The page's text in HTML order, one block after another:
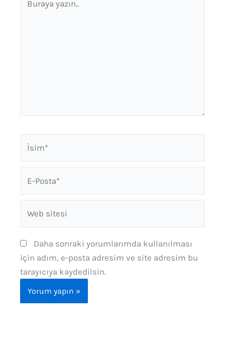
Posta*
sitesi
Daha sonraki yorumlarımda kullanılması
için adım, e-posta adresim ve site adresim bu
tarayıcıya kaydedilsin.